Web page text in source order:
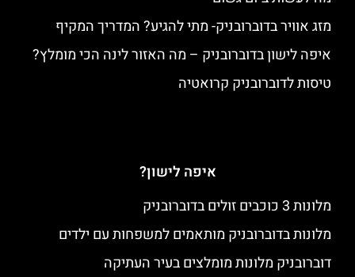
מזג אוויר בדוברובניק- מתי להגיע? המדריך המקיף
איפה לישון בדוברובניק – מה האזור לינה הכי מומלץ?
טיסות לדוברובניק קרואטיה
איפה לישון?
מלונות 3 כוכבים זולים בדוברובניק
מלונות בדוברובניק מותאמים למשפחות עם ילדים
דוברובניק מלונות מומלצים בעיר העתיקה